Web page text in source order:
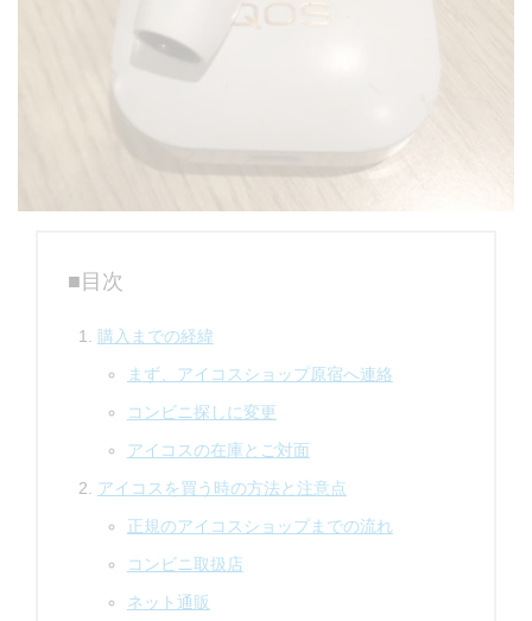
■目次
購入までの経緯
まず、アイコスショップ原宿へ連絡
コンビニ探しに変更
アイコスの在庫とご対面
アイコスを買う時の方法と注意点
正規のアイコスショップまでの流れ
コンビニ取扱店
ネット通販